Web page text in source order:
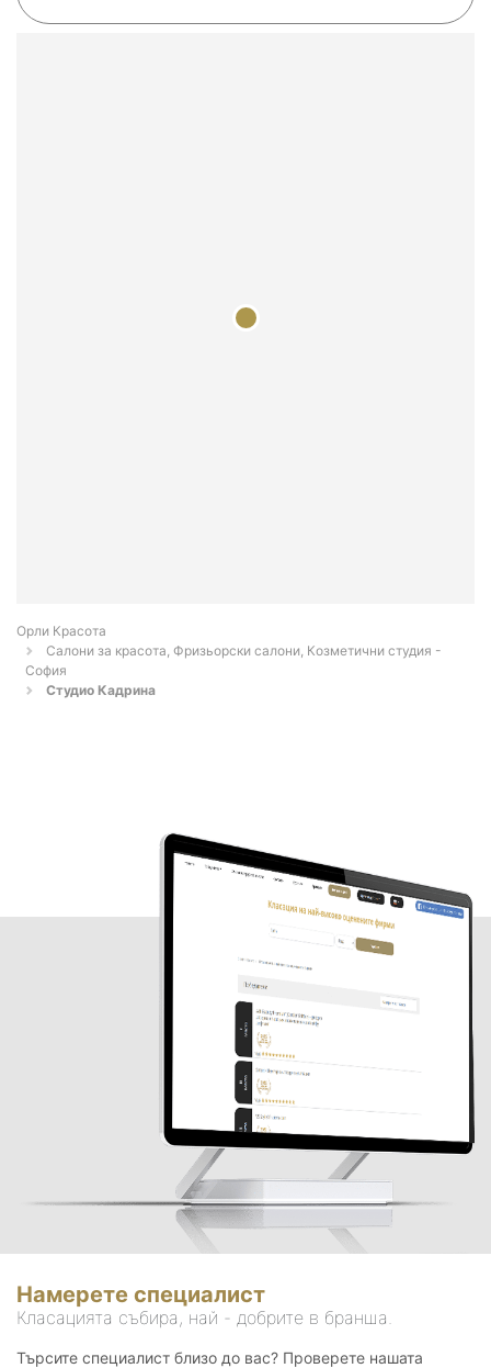
Орли Красота
Салони за красота, Фризьорски салони, Козметични студия -
София
Студио Кадрина
Намерете специалист
Класацията събира, най - добрите в бранша.
Търсите специалист близо до вас? Проверете нашата